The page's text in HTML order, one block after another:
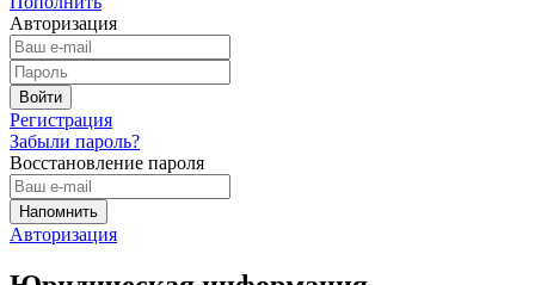
Авторизация
Регистрация
Забыли пароль?
Восстановление пароля
Авторизация